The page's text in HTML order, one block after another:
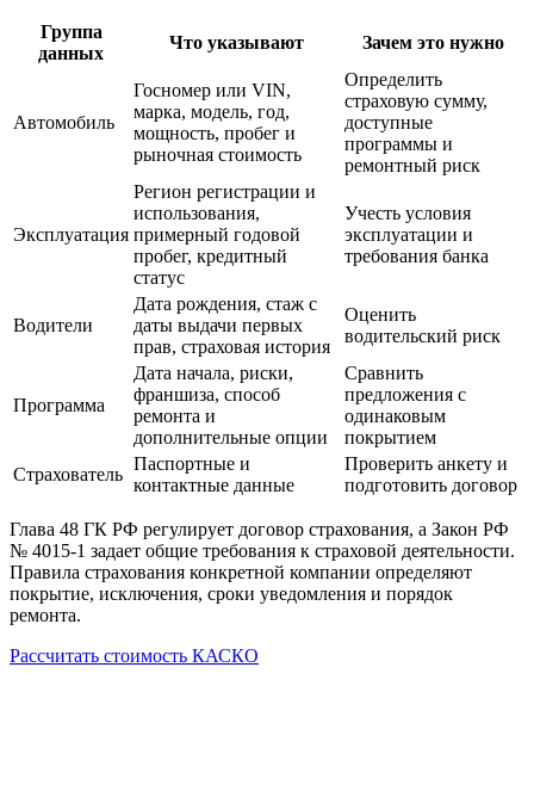
Группа
данных
Что указывают Зачем это нужно
Автомобиль
Госномер или VIN,
марка, модель, год,
мощность, пробег и
рыночная стоимость
Определить
страховую сумму,
доступные
программы и
ремонтный риск
Эксплуатация
Регион регистрации и
использования,
примерный годовой
пробег, кредитный
статус
Учесть условия
эксплуатации и
требования банка
Водители
Дата рождения, стаж с
даты выдачи первых
прав, страховая история
Оценить
водительский риск
Программа
Дата начала, риски,
франшиза, способ
ремонта и
дополнительные опции
Сравнить
предложения с
одинаковым
покрытием
Страхователь
Паспортные и
контактные данные
Проверить анкету и
подготовить договор
Глава 48 ГК РФ регулирует договор страхования, а Закон РФ
№ 4015-1 задает общие требования к страховой деятельности.
Правила страхования конкретной компании определяют
покрытие, исключения, сроки уведомления и порядок
ремонта.
Рассчитать стоимость КАСКО